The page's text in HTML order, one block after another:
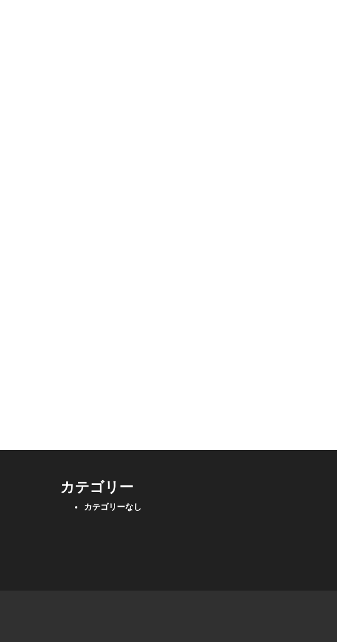
カテゴリー
カテゴリーなし